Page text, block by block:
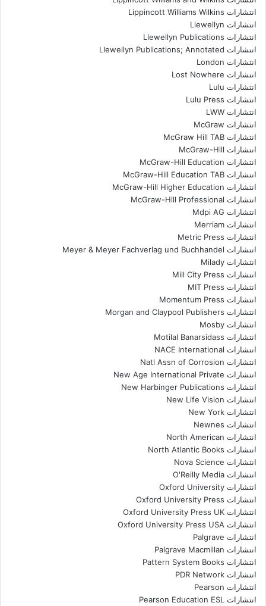
انتشارات Lippincott Williams Wilkins
انتشارات Llewellyn
انتشارات Llewellyn Publications
انتشارات Llewellyn Publications; Annotated
انتشارات London
انتشارات Lost Nowhere
انتشارات Lulu
انتشارات Lulu Press
انتشارات LWW
انتشارات McGraw
انتشارات McGraw Hill TAB
انتشارات McGraw-Hill
انتشارات McGraw-Hill Education
انتشارات McGraw-Hill Education TAB
انتشارات McGraw-Hill Higher Education
انتشارات McGraw-Hill Professional
انتشارات Mdpi AG
انتشارات Merriam
انتشارات Metric Press
انتشارات Meyer & Meyer Fachverlag und Buchhandel
انتشارات Milady
انتشارات Mill City Press
انتشارات MIT Press
انتشارات Momentum Press
انتشارات Morgan and Claypool Publishers
انتشارات Mosby
انتشارات Motilal Banarsidass
انتشارات NACE International
انتشارات Natl Assn of Corrosion
انتشارات New Age International Private
انتشارات New Harbinger Publications
انتشارات New Life Vision
انتشارات New York
انتشارات Newnes
انتشارات North American
انتشارات North Atlantic Books
انتشارات Nova Science
انتشارات O'Reilly Media
انتشارات Oxford University
انتشارات Oxford University Press
انتشارات Oxford University Press UK
انتشارات Oxford University Press USA
انتشارات Palgrave
انتشارات Palgrave Macmillan
انتشارات Pattern System Books
انتشارات PDR Network
انتشارات Pearson
انتشارات Pearson Education ESL